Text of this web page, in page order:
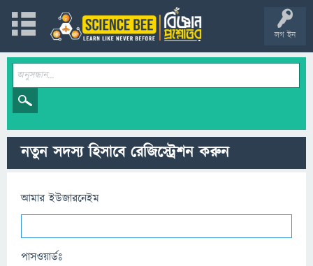
লগ ইন
নতুন সদস্য হিসাবে রেজিস্ট্রেশন করুন
আমার ইউজারনেইম
পাসওয়ার্ডঃ